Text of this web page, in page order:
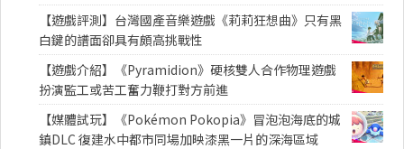
【遊戲評測】台灣國產音樂遊戲《莉莉狂想曲》只有黑
白鍵的譜面卻具有頗高挑戰性
【遊戲介紹】《Pyramidion》硬核雙人合作物理遊戲
扮演監工或苦工奮力鞭打對方前進
【媒體試玩】《Pokémon Pokopia》冒泡泡海底的城
鎮DLC 復建水中都市同場加映漆黑一片的深海區域